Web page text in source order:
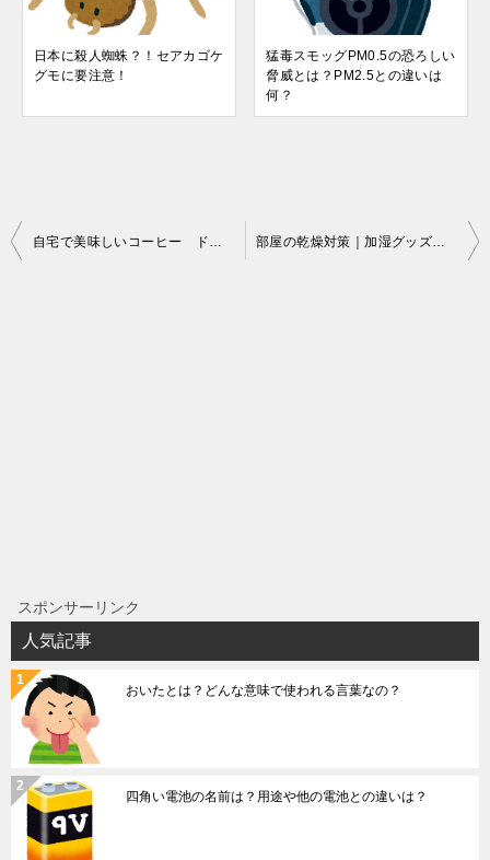
日本に殺人蜘蛛？！セアカゴケ
グモに要注意！
猛毒スモッグPM0.5の恐ろしい
脅威とは？PM2.5との違いは
何？
投
スポンサーリンク
人気記事
おいたとは？どんな意味で使われる言葉なの？
四角い電池の名前は？用途や他の電池との違いは？